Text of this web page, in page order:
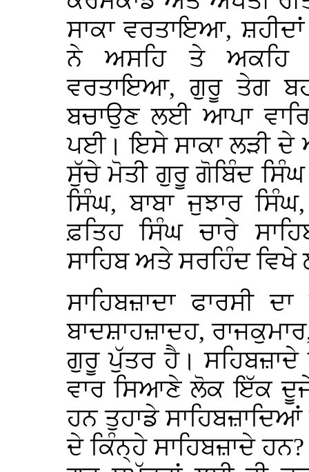
ਸਾਕਾ ਵਰਤਾਇਆ,
ਨੇ ਅਸਹਿ ਤੇ ਅਕਹਿ
ਵਰਤਾਇਆ, ਗੁਰੂ ਤੇਗ
ਬਚਾਉਣ ਲਈ ਆਪਾ
ਪਈ। ਇਸੇ ਸਾਕਾ ਲੜੀ ਦੇ
ਸੁੱਚੇ ਮੋਤੀ ਗੁਰੂ ਗੋਬਿੰਦ ਸਿੰਘ
ਸਿੰਘ, ਬਾਬਾ ਜੁਝਾਰ
ਫ਼ਤਿਹ ਸਿੰਘ ਚਾਰੇ
ਸਾਹਿਬ ਅਤੇ ਸਰਹਿੰਦ ਵਿਖੇ
ਸਾਹਿਬਜ਼ਾਦਾ ਫਾਰਸੀ
ਬਾਦਸ਼ਾਹਜ਼ਾਦਹ,
ਗੁਰੂ ਪੁੱਤਰ ਹੈ। ਸਹਿਬਜ਼ਾਦੇ
ਵਾਰ ਸਿਆਣੇ ਲੋਕ ਇੱਕ
ਹਨ ਤੁਹਾਡੇ
ਦੇ ਕਿੰਨ੍ਹੇ ਸਾਹਿਬਜ਼ਾਦੇ